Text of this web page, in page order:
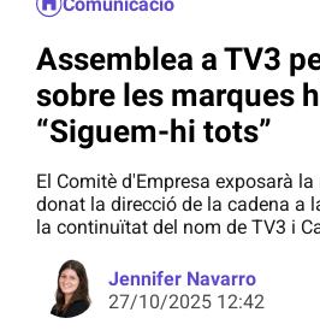
Assemblea a TV3
sobre les marques
“Siguem-hi tots”
El Comitè d'Empresa exposarà
donat la direcció de la cadena a
la continuïtat del nom de TV3 i
Jennifer Navarro
27/10/2025 12:42